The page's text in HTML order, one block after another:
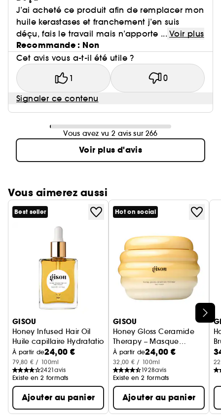
J’ai acheté ce produit afin de remplacer mon
huile kerastases et franchement j’en suis
déçu, fais le travail mais n’apporte ... Voir plus
Recommande : Non
Cet avis vous a-t-il été utile ?
1 0
Signaler ce contenu
Vous avez vu 2 avis sur 266
Voir plus d'avis
Vous aimerez aussi
Ignorer le carrousel produits
Best seller
GISOU
Honey Infused Hair Oil
Huile capillaire Hydratation et Brillance
À partir de24,00 €
79,80 € / 100ml
2421avis
Existe en 2 formats
Ajouter au panier
Hot on social
GISOU
Honey Gloss Ceramide
Therapy – Masque
cheveux
À partir de24,00 €
32,00 € / 100ml
1928avis
Existe en 2 formats
Ajouter au panier